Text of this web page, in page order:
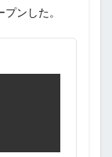
ンした。